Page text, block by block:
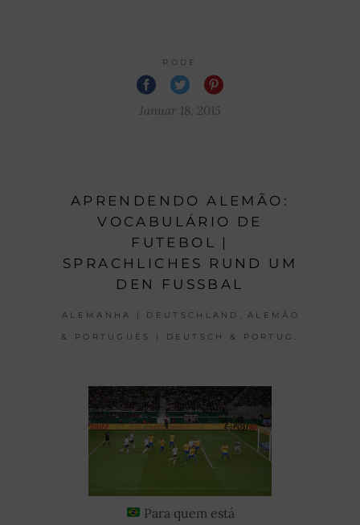
RODE
Januar 18, 2015
APRENDENDO ALEMÃO:
VOCABULÁRIO DE
FUTEBOL |
SPRACHLICHES RUND UM
DEN FUSSBAL
ALEMANHA | DEUTSCHLAND ALEMÃO
& PORTUGUÊS | DEUTSCH & PORTUG.
Para quem está